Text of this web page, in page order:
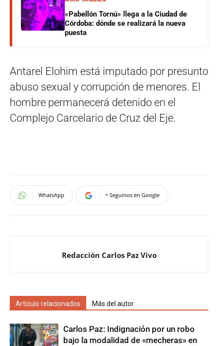
«Pabellón Tornú» llega a la Ciudad de
Córdoba: dónde se realizará la nueva
puesta
Antarel Elohim está imputado por presunto
abuso sexual y corrupción de menores. El
hombre permanecerá detenido en el
Complejo Carcelario de Cruz del Eje.
WhatsApp + Seguinos en Google
Redacción Carlos Paz Vivo
Artículo relacionados Más del autor
Carlos Paz: Indignación por un robo
bajo la modalidad de «mecheras» en